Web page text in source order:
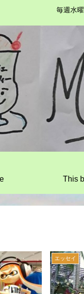
毎週水
This
エッセイ